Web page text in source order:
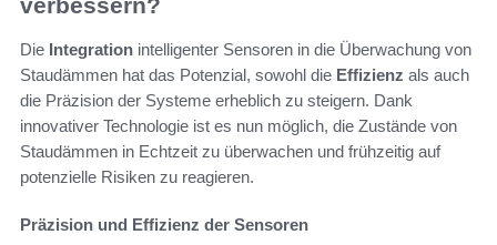
Die Integration intelligenter Sensoren in die Überwachung von
Staudämmen hat das Potenzial, sowohl die Effizienz als auch
die Präzision der Systeme erheblich zu steigern. Dank
innovativer Technologie ist es nun möglich, die Zustände von
Staudämmen in Echtzeit zu überwachen und frühzeitig auf
potenzielle Risiken zu reagieren.
Präzision und Effizienz der Sensoren